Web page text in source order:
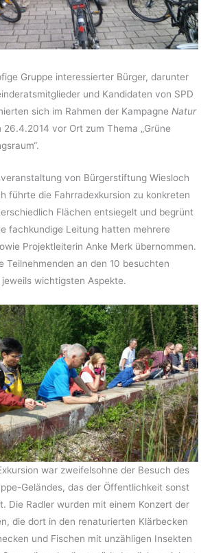
Gruppe interessierter Bürger, darunter
und Kandidaten von SPD
sich im Rahmen der Kampagne Natur
26.4.2014 vor Ort zum Thema „Grüne
von Bürgerstiftung Wiesloch
führte die Fahrradexkursion zu konkreten
Flächen entsiegelt und begrünt
fachkundige Leitung hatten mehrere
Projektleiterin Anke Merk übernommen.
Teilnehmenden an den 10 besuchten
wichtigsten Aspekte.
war zweifelsohne der Besuch des
Geländes, das der Öffentlichkeit sonst
Die Radler wurden mit einem Konzert der
die dort in den renaturierten Klärbecken
und Fischen mit unzähligen Insekten